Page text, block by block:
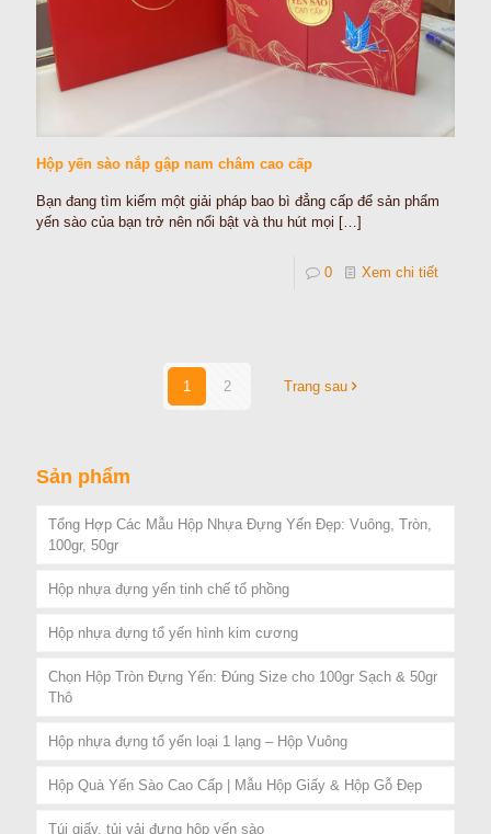
Hộp yến sào nắp gập nam châm cao cấp
Bạn đang tìm kiếm một giải pháp bao bì đẳng cấp để sản phẩm
yến sào của bạn trở nên nổi bật và thu hút mọi […]
0 Xem chi tiết
1 2 Trang sau
Sản phẩm
Tổng Hợp Các Mẫu Hộp Nhựa Đựng Yến Đẹp: Vuông, Tròn,
100gr, 50gr
Hộp nhựa đựng yến tinh chế tổ phồng
Hộp nhựa đựng tổ yến hình kim cương
Chọn Hộp Tròn Đựng Yến: Đúng Size cho 100gr Sạch & 50gr
Thô
Hộp nhựa đựng tổ yến loại 1 lạng – Hộp Vuông
Hộp Quà Yến Sào Cao Cấp | Mẫu Hộp Giấy & Hộp Gỗ Đẹp
Túi giấy, tủi vải đựng hộp yến sào